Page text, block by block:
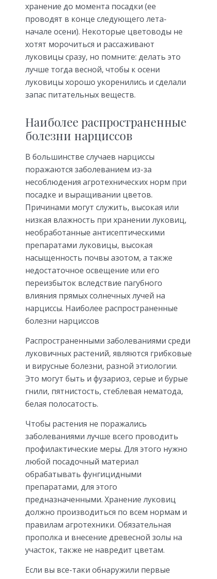
хранение до момента посадки (ее
проводят в конце следующего лета-
начале осени). Некоторые цветоводы не
хотят морочиться и рассаживают
луковицы сразу, но помните: делать это
лучше тогда весной, чтобы к осени
луковицы хорошо укоренились и сделали
запас питательных веществ.
Наиболее распространенные
болезни нарциссов
В большинстве случаев нарциссы
поражаются заболеванием из-за
несоблюдения агротехнических норм при
посадке и выращивании цветов.
Причинами могут служить, высокая или
низкая влажность при хранении луковиц,
необработанные антисептическими
препаратами луковицы, высокая
насыщенность почвы азотом, а также
недостаточное освещение или его
переизбыток вследствие пагубного
влияния прямых солнечных лучей на
нарциссы. Наиболее распространенные
болезни нарциссов
Распространенными заболеваниями среди
луковичных растений, являются грибковые
и вирусные болезни, разной этиологии.
Это могут быть и фузариоз, серые и бурые
гнили, пятнистость, стеблевая нематода,
белая полосатость.
Чтобы растения не поражались
заболеваниями лучше всего проводить
профилактические меры. Для этого нужно
любой посадочный материал
обрабатывать фунгицидными
препаратами, для этого
предназначенными. Хранение луковиц
должно производиться по всем нормам и
правилам агротехники. Обязательная
прополка и внесение древесной золы на
участок, также не навредит цветам.
Если вы все-таки обнаружили первые